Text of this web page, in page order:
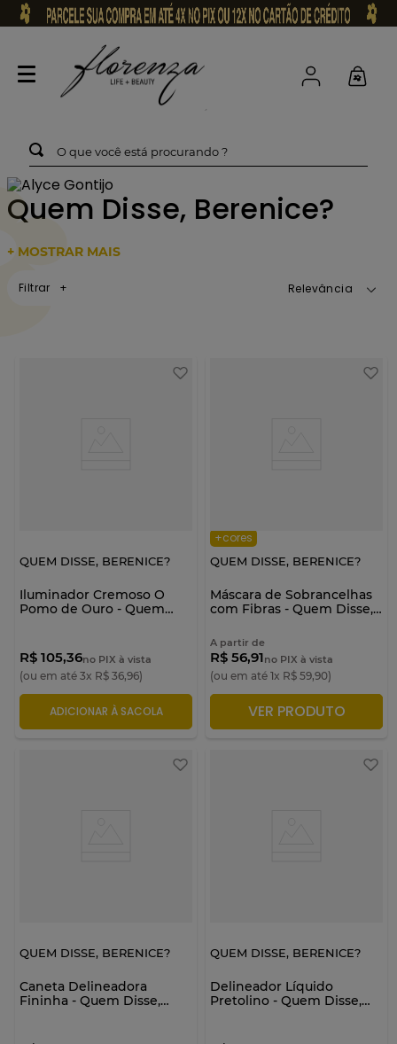
O que você está procurando ?
Quem Disse, Berenice?
+ MOSTRAR MAIS
Filtrar Relevância
QUEM DISSE, BERENICE?
Iluminador Cremoso O
Pomo de Ouro - Quem
R$ 105,36no PIX à vista
(ou em até 3x R$ 36,96)
ADICIONAR À SACOLA
+cores
QUEM DISSE, BERENICE?
Máscara de Sobrancelhas
com Fibras - Quem Disse,
A partir de
R$ 56,91no PIX à vista
(ou em até 1x R$ 59,90)
ADICIONAR À SACOLA
VER PRODUTO
QUEM DISSE, BERENICE?
Caneta Delineadora
Fininha - Quem Disse,
QUEM DISSE, BERENICE?
Delineador Líquido
Pretolino - Quem Disse,